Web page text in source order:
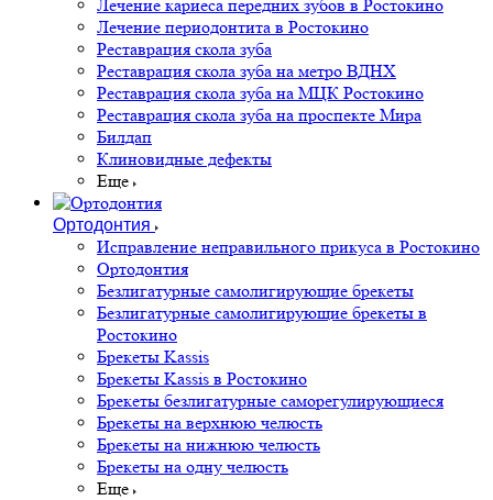
Лечение кариеса передних зубов в Ростокино
Лечение периодонтита в Ростокино
Реставрация скола зуба
Реставрация скола зуба на метро ВДНХ
Реставрация скола зуба на МЦК Ростокино
Реставрация скола зуба на проспекте Мира
Билдап
Клиновидные дефекты
Еще
Ортодонтия
Исправление неправильного прикуса в Ростокино
Ортодонтия
Безлигатурные самолигирующие брекеты
Безлигатурные самолигирующие брекеты в
Ростокино
Брекеты Kassis
Брекеты Kassis в Ростокино
Брекеты безлигатурные саморегулирующиеся
Брекеты на верхнюю челюсть
Брекеты на нижнюю челюсть
Брекеты на одну челюсть
Еще